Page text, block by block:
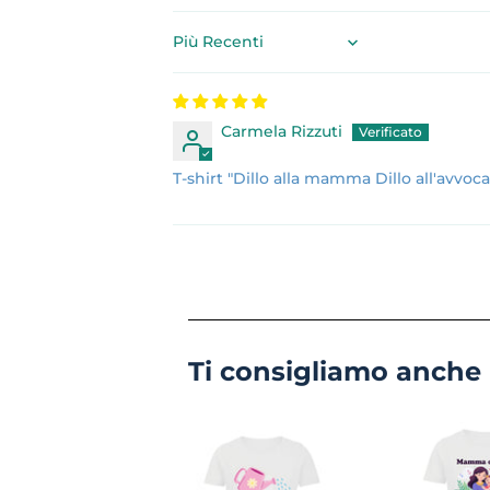
Sort by
Carmela Rizzuti
T-shirt "Dillo alla mamma Dillo
Ti consigliamo anche